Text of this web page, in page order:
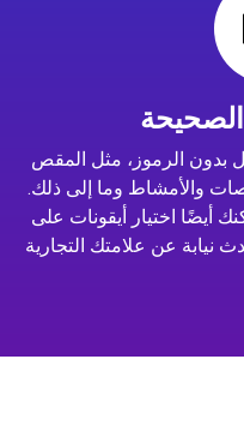
الصحيحة
بدون الرموز، مثل المقص
والأمشاط وما إلى ذلك.
أيضًا اختيار أيقونات على